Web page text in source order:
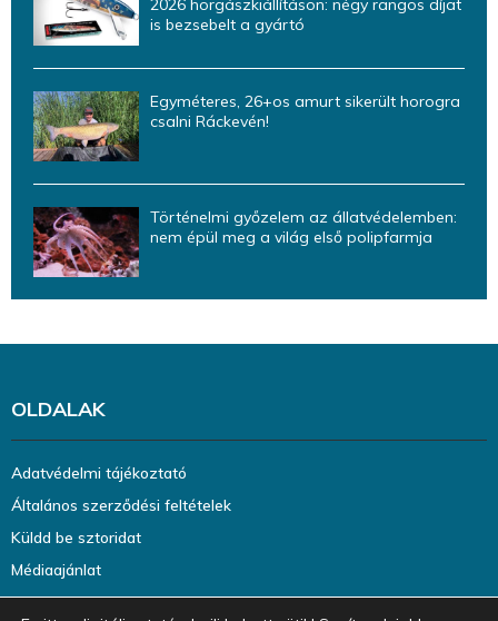
2026 horgászkiállításon: négy rangos díjat
is bezsebelt a gyártó
Egyméteres, 26+os amurt sikerült horogra
csalni Ráckevén!
Történelmi győzelem az állatvédelemben:
nem épül meg a világ első polipfarmja
OLDALAK
Adatvédelmi tájékoztató
Általános szerződési feltételek
Küldd be sztoridat
Médiaajánlat